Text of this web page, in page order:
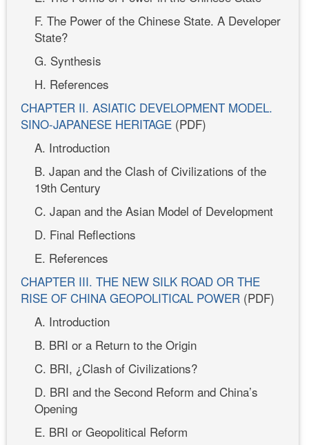
F. The Power of the Chinese State. A Developer
State?
G. Synthesis
H. References
CHAPTER II. ASIATIC DEVELOPMENT MODEL.
SINO-JAPANESE HERITAGE (PDF)
A. Introduction
B. Japan and the Clash of Civilizations of the
19th Century
C. Japan and the Asian Model of Development
D. Final Reflections
E. References
CHAPTER III. THE NEW SILK ROAD OR THE
RISE OF CHINA GEOPOLITICAL POWER (PDF)
A. Introduction
B. BRI or a Return to the Origin
C. BRI, ¿Clash of Civilizations?
D. BRI and the Second Reform and China’s
Opening
E. BRI or Geopolitical Reform